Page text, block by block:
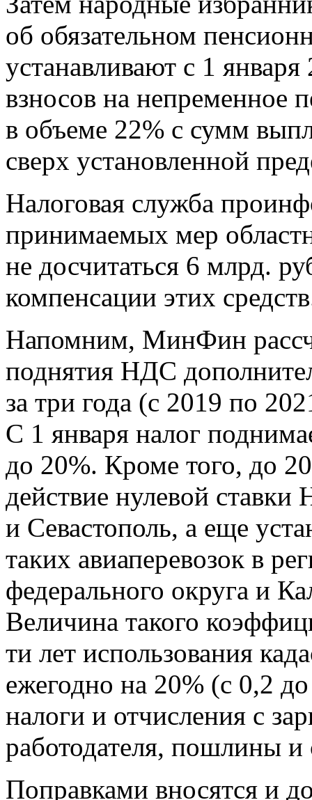
об обязательном
устанавливают с 1
взносов на непременное
в объеме 22% с сумм
сверх установленной
Налоговая служба
принимаемых мер
не досчитаться 6 млрд.
компенсации этих
Напомним, МинФин
поднятия НДС
за три года (с 2019 по
С 1 января налог
до 20%. Кроме того, до
действие нулевой
и Севастополь, а еще
таких авиаперевозок в
федерального округа и
Величина такого
ти лет использования
ежегодно на 20% (с 0,2
налоги и отчисления с
работодателя, пошлины
Поправками вносятся и